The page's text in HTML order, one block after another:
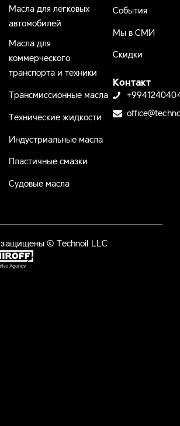
Масла для легковых
автомобилей
Масла для
коммерческого
транспорта и техники
Трансмиссионные масла
Технические жидкости
Индустриальные масла
Пластичные смазки
Судовые масла
События
Мы в СМИ
Скидки
Контакт
защищены © Technoil LLC